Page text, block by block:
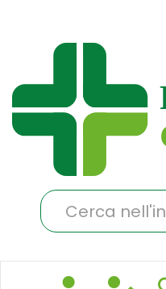
principale
Germanà
Cerca
Prodotto